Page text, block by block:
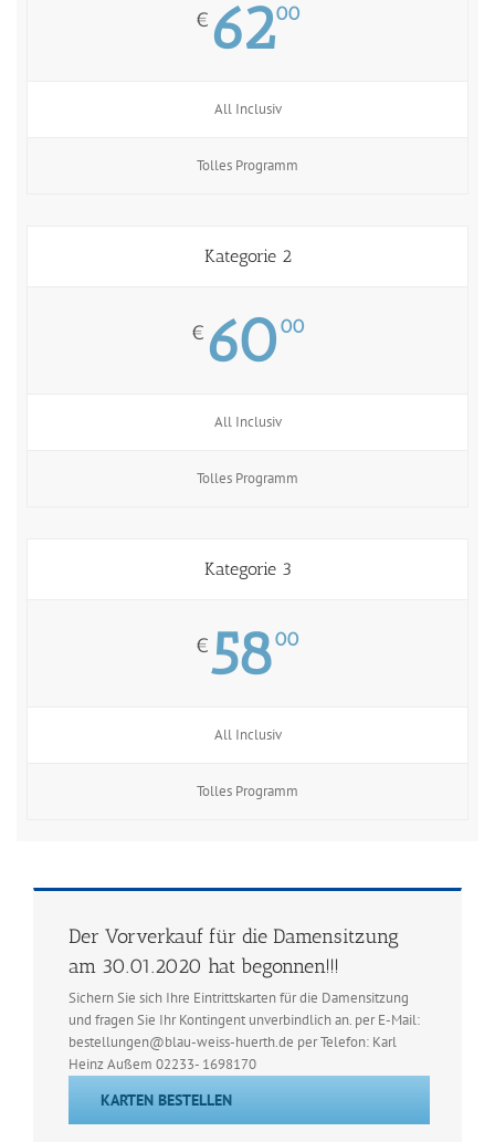
€ 6200
All Inclusiv
Tolles Programm
Kategorie 2
€ 60 00
All Inclusiv
Tolles Programm
Kategorie 3
€5800
All Inclusiv
Tolles Programm
Der Vorverkauf für die Damensitzung
am 30.01.2020 hat begonnen!!!
Sichern Sie sich Ihre Eintrittskarten für die Damensitzung
und fragen Sie Ihr Kontingent unverbindlich an. per E-Mail:
bestellungen@blau-weiss-huerth.de per Telefon: Karl
Heinz Außem 02233- 1698170
KARTEN BESTELLEN